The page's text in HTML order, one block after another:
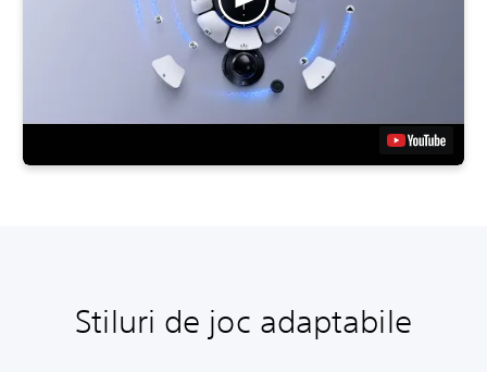
Stiluri de joc adaptabile